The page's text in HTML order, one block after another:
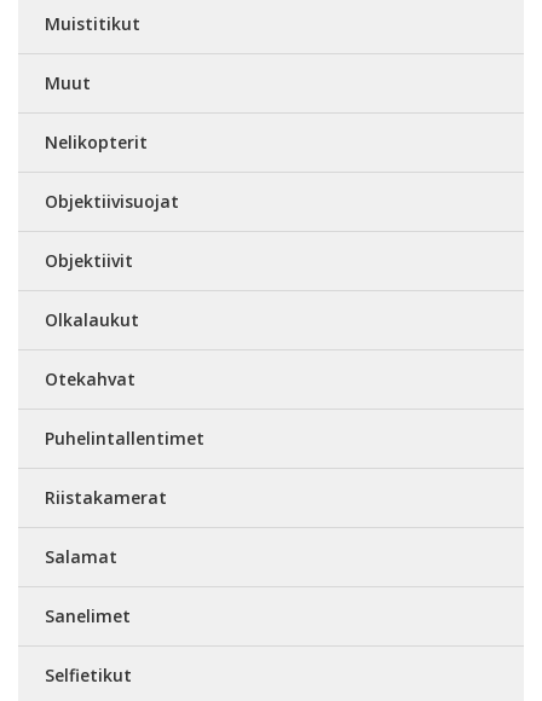
Muistitikut
Muut
Nelikopterit
Objektiivisuojat
Objektiivit
Olkalaukut
Otekahvat
Puhelintallentimet
Riistakamerat
Salamat
Sanelimet
Selfietikut